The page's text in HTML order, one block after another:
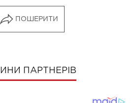
ПОШЕРИТИ
ПАРТНЕРІВ